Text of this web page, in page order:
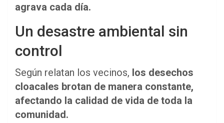
agrava cada día.
Un desastre ambiental sin
control
Según relatan los vecinos, los desechos
cloacales brotan de manera constante,
afectando la calidad de vida de toda la
comunidad.